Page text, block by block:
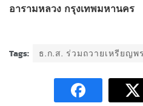
อารามหลวง กรุงเทพมหานคร
Tags: ธ.ก.ส. ร่วมถวายเหรียญ